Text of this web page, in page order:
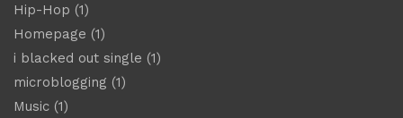
Hip-Hop (1)
Homepage (1)
i blacked out single (1)
microblogging (1)
Music (1)